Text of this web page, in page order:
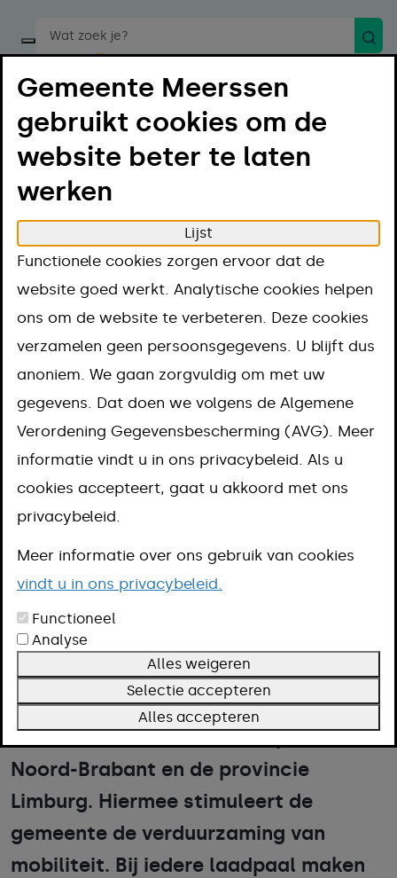
Start een spraakopdracht
Menu
Home
Projecten
Laadpalen in de
gemeente
Meerssen
Er komen steeds meer elektrische
auto's op de weg. Daarmee stijgt ook
de vraag naar laadpalen. Gemeente
Meerssen laat daarom laadpalen
plaatsen in de openbare ruimte. Dat is
mogelijk dankzij deelname aan de
aanbesteding van slimme
laadinfrastructuur door de provincie
Noord-Brabant en de provincie
Limburg. Hiermee stimuleert de
gemeente de verduurzaming van
mobiliteit. Bij iedere laadpaal maken
Gemeente Meerssen
gebruikt cookies om de
website beter te laten
werken
Lijst
Functionele cookies zorgen ervoor dat de
website goed werkt. Analytische cookies helpen
ons om de website te verbeteren. Deze cookies
verzamelen geen persoonsgegevens. U blijft dus
anoniem. We gaan zorgvuldig om met uw
gegevens. Dat doen we volgens de Algemene
Verordening Gegevensbescherming (AVG). Meer
informatie vindt u in ons privacybeleid. Als u
cookies accepteert, gaat u akkoord met ons
privacybeleid.
Meer informatie over ons gebruik van cookies
vindt u in ons privacybeleid.
Functioneel
Analyse
Alles weigeren
Selectie accepteren
Alles accepteren